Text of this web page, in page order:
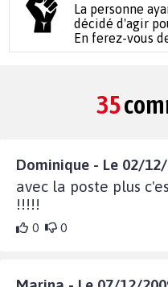
La personne
décidé d'agir
En ferez-vous
35
Dominique - Le 02/
avec la poste plus
!!!!!
0 0